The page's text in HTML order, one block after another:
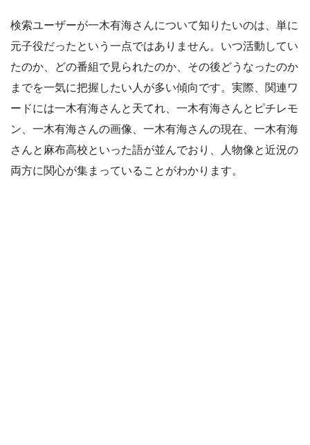
検索ユーザーが一木有海さんについて知りたいのは、単に
元子役だったという一点ではありません。いつ活動してい
たのか、どの番組で見られたのか、その後どうなったのか
までを一気に把握したい人が多い傾向です。実際、関連ワ
ードには一木有海さんと天てれ、一木有海さんとピチレモ
ン、一木有海さんの画像、一木有海さんの現在、一木有海
さんと麻布高校といった語が並んでおり、人物像と近況の
両方に関心が集まっていることがわかります。